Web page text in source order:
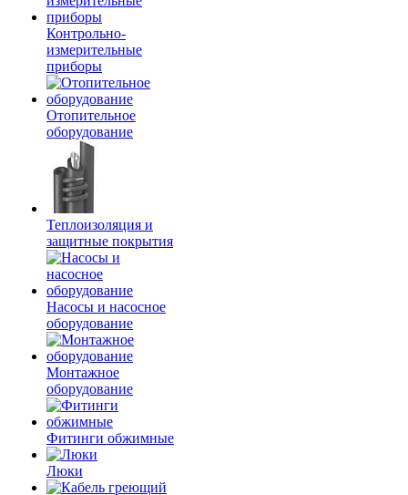
Контрольно-
измерительные
приборы
Отопительное
оборудование
Теплоизоляция и
защитные покрытия
Насосы и насосное
оборудование
Монтажное
оборудование
Фитинги обжимные
Люки